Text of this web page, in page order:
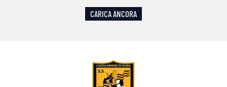
CARICA ANCORA